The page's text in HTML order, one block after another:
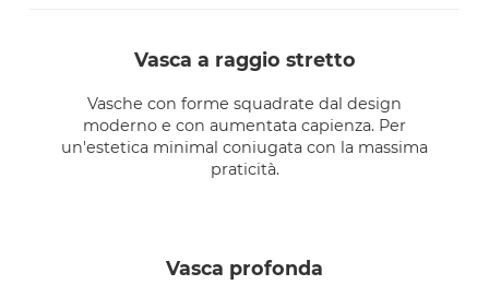
vasca a raggio stretto
Vasche con forme squadrate dal design
moderno e con aumentata capienza. Per
un'estetica minimal coniugata con la massima
praticità.
vasca profonda